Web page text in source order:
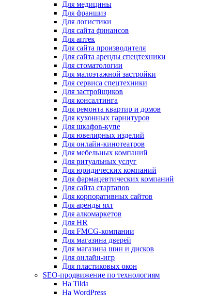
Для медицины
Для франшиз
Для логистики
Для сайта финансов
Для аптек
Для сайта производителя
Для сайта аренды спецтехники
Для стоматологии
Для малоэтажной застройки
Для сервиса спецтехники
Для застройщиков
Для консалтинга
Для ремонта квартир и домов
Для кухонных гарнитуров
Для шкафов-купе
Для ювелирных изделий
Для онлайн-кинотеатров
Для мебельных компаний
Для ритуальных услуг
Для юридических компаний
Для фармацевтических компаний
Для сайта стартапов
Для корпоративных сайтов
Для аренды яхт
Для алкомаркетов
Для HR
Для FMCG-компании
Для магазина дверей
Для магазина шин и дисков
Для онлайн-игр
Для пластиковых окон
SEO-продвижение по технологиям
На Tilda
На WordPress